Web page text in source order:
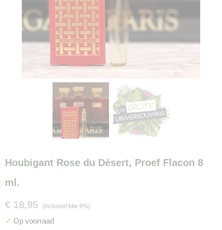
Houbigant Rose du Désert, Proef Flacon 8
ml.
€ 18,95 (inclusief btw 9%)
✓ Op voorraad